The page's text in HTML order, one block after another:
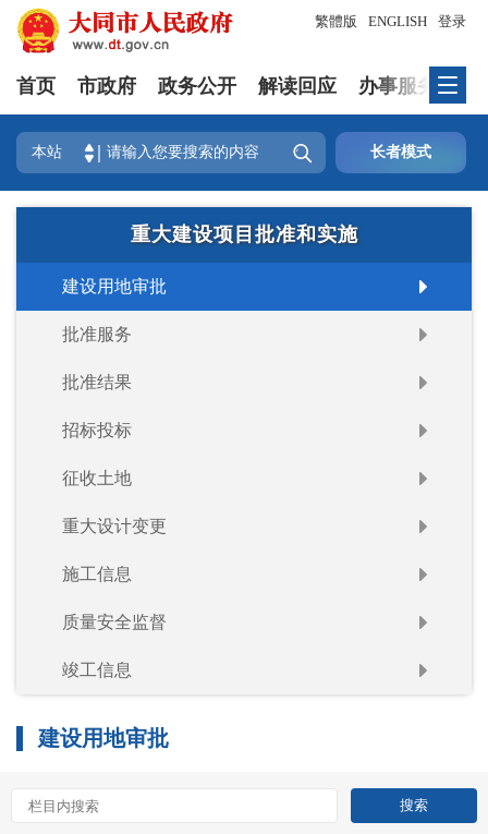
登录
繁體版 ENGLISH
首页 市政府 政务公开 解读回应 办事服务
本站  长者模式
重大建设项目批准和实施
建设用地审批
批准服务
批准结果
招标投标
征收土地
重大设计变更
施工信息
质量安全监督
竣工信息
建设用地审批